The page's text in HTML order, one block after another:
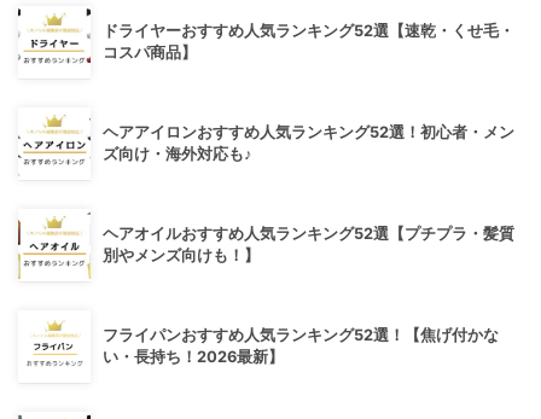
ドライヤーおすすめ人気ランキング52選【速乾・くせ毛・
コスパ商品】
ヘアアイロンおすすめ人気ランキング52選！初心者・メン
ズ向け・海外対応も♪
ヘアオイルおすすめ人気ランキング52選【プチプラ・髪質
別やメンズ向けも！】
フライパンおすすめ人気ランキング52選！【焦げ付かな
い・長持ち！2026最新】